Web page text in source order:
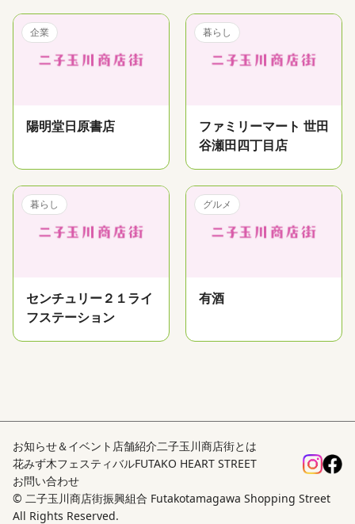
企業
陽明堂日原書店
暮らし
ファミリーマート 世田
谷瀬田四丁目店
暮らし
センチュリー２１ライ
フステーション
グルメ
有酒
お知らせ＆イベント 店舗紹介二子玉川商店街とは
花みず木フェスティバルFUTAKO HEART STREET
お問い合わせ
© 二子玉川商店街振興組合 Futakotamagawa Shopping Street
All Rights Reserved.